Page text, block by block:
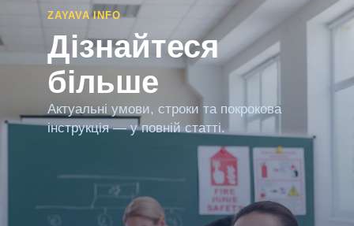
ZAYAVA INFO
Дізнайтеся
більше
Актуальні умови, строки та покрокова
інструкція — у повній статті.